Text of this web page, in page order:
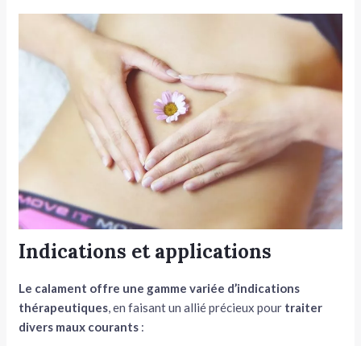
Indications et applications
Le calament offre une gamme variée d’indications
thérapeutiques, en faisant un allié précieux pour traiter
divers maux courants :